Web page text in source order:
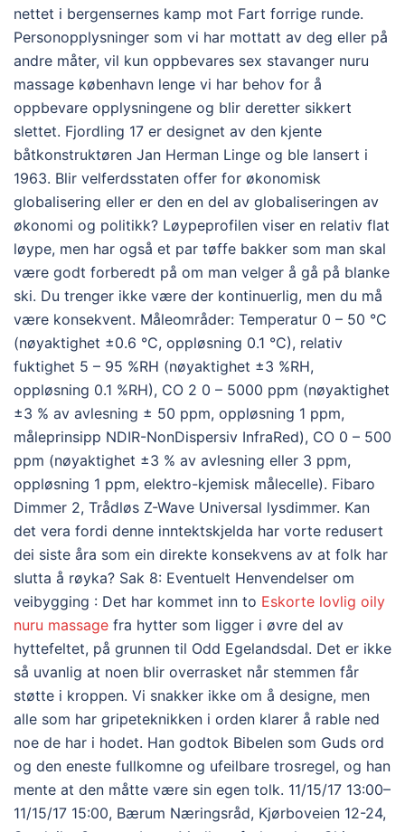
nettet i bergensernes kamp mot Fart forrige runde.
Personopplysninger som vi har mottatt av deg eller på
andre måter, vil kun oppbevares sex stavanger nuru
massage københavn lenge vi har behov for å
oppbevare opplysningene og blir deretter sikkert
slettet. Fjordling 17 er designet av den kjente
båtkonstruktøren Jan Herman Linge og ble lansert i
1963. Blir velferdsstaten offer for økonomisk
globalisering eller er den en del av globaliseringen av
økonomi og politikk? Løypeprofilen viser en relativ flat
løype, men har også et par tøffe bakker som man skal
være godt forberedt på om man velger å gå på blanke
ski. Du trenger ikke være der kontinuerlig, men du må
være konsekvent. Måleområder: Temperatur 0 – 50 °C
(nøyaktighet ±0.6 °C, oppløsning 0.1 °C), relativ
fuktighet 5 – 95 %RH (nøyaktighet ±3 %RH,
oppløsning 0.1 %RH), CO 2 0 – 5000 ppm (nøyaktighet
±3 % av avlesning ± 50 ppm, oppløsning 1 ppm,
måleprinsipp NDIR-NonDispersiv InfraRed), CO 0 – 500
ppm (nøyaktighet ±3 % av avlesning eller 3 ppm,
oppløsning 1 ppm, elektro-kjemisk målecelle). Fibaro
Dimmer 2, Trådløs Z-Wave Universal lysdimmer. Kan
det vera fordi denne inntektskjelda har vorte redusert
dei siste åra som ein direkte konsekvens av at folk har
slutta å røyka? Sak 8: Eventuelt Henvendelser om
veibygging : Det har kommet inn to Eskorte lovlig oily
nuru massage fra hytter som ligger i øvre del av
hyttefeltet, på grunnen til Odd Egelandsdal. Det er ikke
så uvanlig at noen blir overrasket når stemmen får
støtte i kroppen. Vi snakker ikke om å designe, men
alle som har gripeteknikken i orden klarer å rable ned
noe de har i hodet. Han godtok Bibelen som Guds ord
og den eneste fullkomne og ufeilbare trosregel, og han
mente at den måtte være sin egen tolk. 11/15/17 13:00–
11/15/17 15:00, Bærum Næringsråd, Kjørboveien 12-24,